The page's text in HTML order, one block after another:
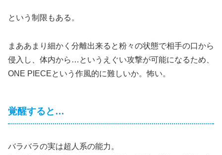
という制限もある。
まああまり細かく分離出来ると粉々の状態で相手の口から
侵入し、体内から…というえぐい攻撃が可能になるため、
ONE PIECEという作風的に難しいか。怖い。
覚醒すると…
バラバラの実は超人系の能力。